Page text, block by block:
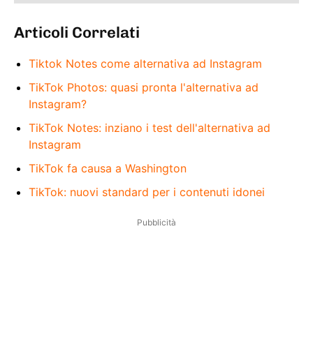
Articoli Correlati
Tiktok Notes come alternativa ad Instagram
TikTok Photos: quasi pronta l'alternativa ad
Instagram?
TikTok Notes: inziano i test dell'alternativa ad
Instagram
TikTok fa causa a Washington
TikTok: nuovi standard per i contenuti idonei
Pubblicità